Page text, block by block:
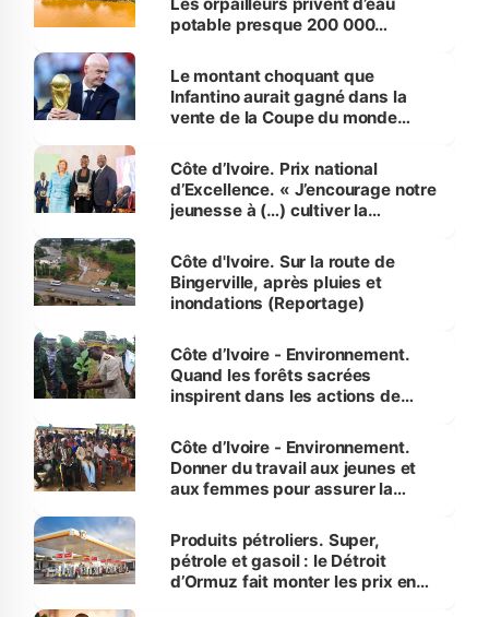
potable presque 200 000
Le montant choquant que
Infantino aurait gagné dans la
vente de la Coupe du monde
Côte d’Ivoire. Prix national
d’Excellence. « J’encourage notre
jeunesse à (…) cultiver la
(Alassane Ouattara
Côte d'Ivoire. Sur la route de
Bingerville, après pluies et
inondations (Reportage)
Côte d’Ivoire - Environnement.
Quand les forêts sacrées
inspirent dans les actions de
Côte d’Ivoire - Environnement.
Donner du travail aux jeunes et
aux femmes pour assurer la
menacées
Produits pétroliers. Super,
pétrole et gasoil : le Détroit
d’Ormuz fait monter les prix en